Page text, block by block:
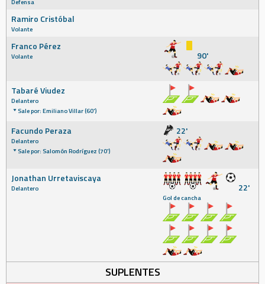
Ramiro Cristóbal
Volante
Franco Pérez
Volante 90'
Tabaré Viudez
Delantero
Sale por: Emiliano Villar (60')
Facundo Peraza
Delantero
Sale por: Salomón Rodríguez (70')
22'
Jonathan Urretaviscaya
Delantero 22'
Gol de cancha
SUPLENTES